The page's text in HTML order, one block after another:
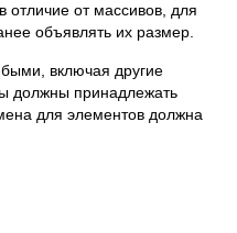
отличие от массивов, для
объявлять их размер.
включая другие
должны принадлежать
для элементов должна